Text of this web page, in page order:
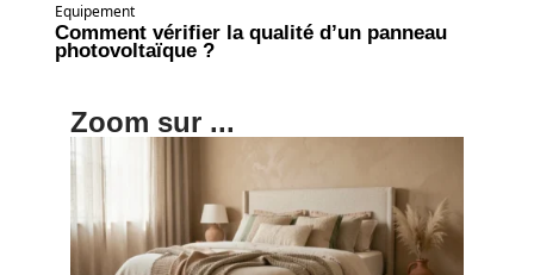
Equipement
Comment vérifier la qualité d’un panneau
photovoltaïque ?
Zoom sur ...